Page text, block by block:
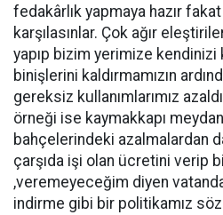
fedakârlık yapmaya hazır
karşılasınlar. Çok ağır
yapıp bizim yerimize
binişlerini kaldırmamızın
gereksiz kullanımlarımız
örneği ise kaymakkapı
bahçelerindeki azalmalardan
çarşıda işi olan ücretini verip
,veremeyeceğim diyen
indirme gibi bir politikamız